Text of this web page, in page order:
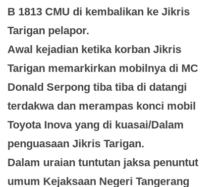
B 1813 CMU di kembalikan ke Jikris
Tarigan pelapor.
Awal kejadian ketika korban Jikris
Tarigan memarkirkan mobilnya di MC
Donald Serpong tiba tiba di datangi
terdakwa dan merampas konci mobil
Toyota Inova yang di kuasai/Dalam
penguasaan Jikris Tarigan.
Dalam uraian tuntutan jaksa penuntut
umum Kejaksaan Negeri Tangerang